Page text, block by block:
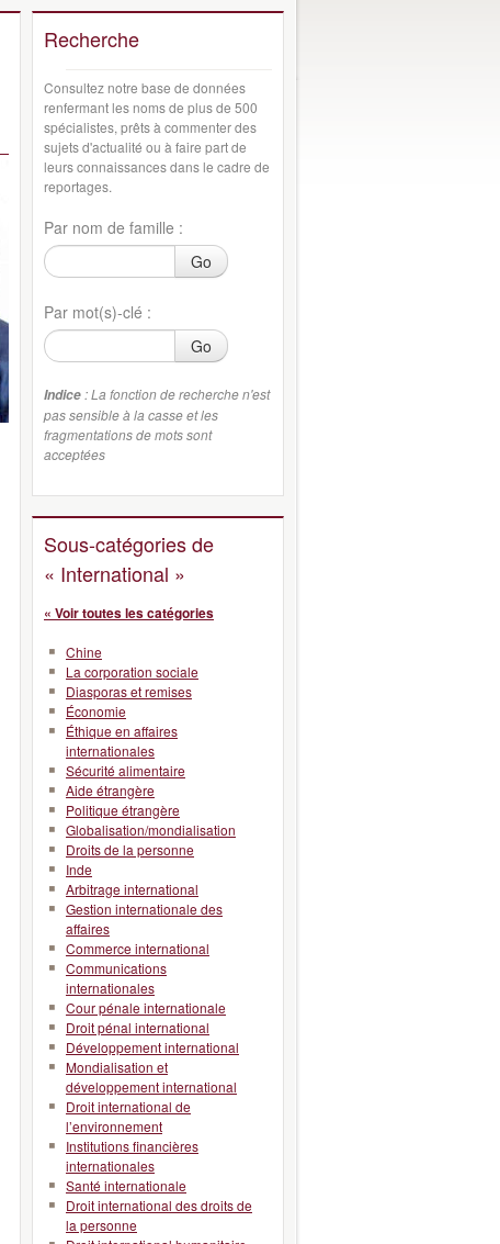
Recherche
Consultez notre base de données
renfermant les noms de plus de 500
spécialistes, prêts à commenter des
sujets d'actualité ou à faire part de
leurs connaissances dans le cadre de
reportages.
Par nom de famille :
Go
Par mot(s)-clé :
Go
Indice : La fonction de recherche n'est
pas sensible à la casse et les
fragmentations de mots sont
acceptées
Sous-catégories de
« International »
« Voir toutes les catégories
Chine
La corporation sociale
Diasporas et remises
Économie
Éthique en affaires
internationales
Sécurité alimentaire
Aide étrangère
Politique étrangère
Globalisation/mondialisation
Droits de la personne
Inde
Arbitrage international
Gestion internationale des
affaires
Commerce international
Communications
internationales
Cour pénale internationale
Droit pénal international
Développement international
Mondialisation et
développement international
Droit international de
l’environnement
Institutions financières
internationales
Santé internationale
Droit international des droits de
la personne